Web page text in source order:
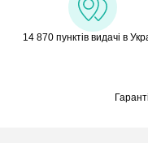
14 870 пунктів видачі в